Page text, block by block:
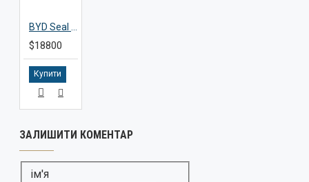
$18800
Купити
ЗАЛИШИТИ КОМЕНТАР
ім'я